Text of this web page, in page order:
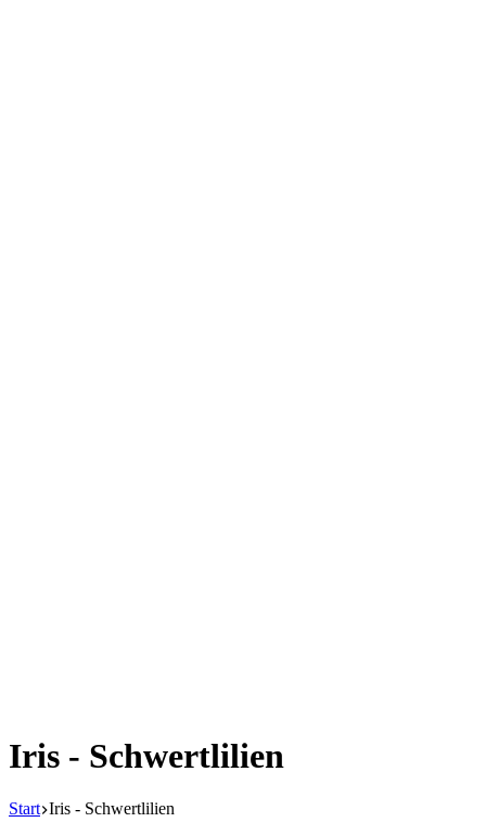
Iris - Schwertlilien
Start Iris - Schwertlilien